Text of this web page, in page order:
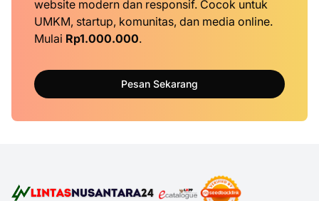
website modern dan responsif. Cocok untuk
UMKM, startup, komunitas, dan media online.
Mulai Rp1.000.000.
Pesan Sekarang